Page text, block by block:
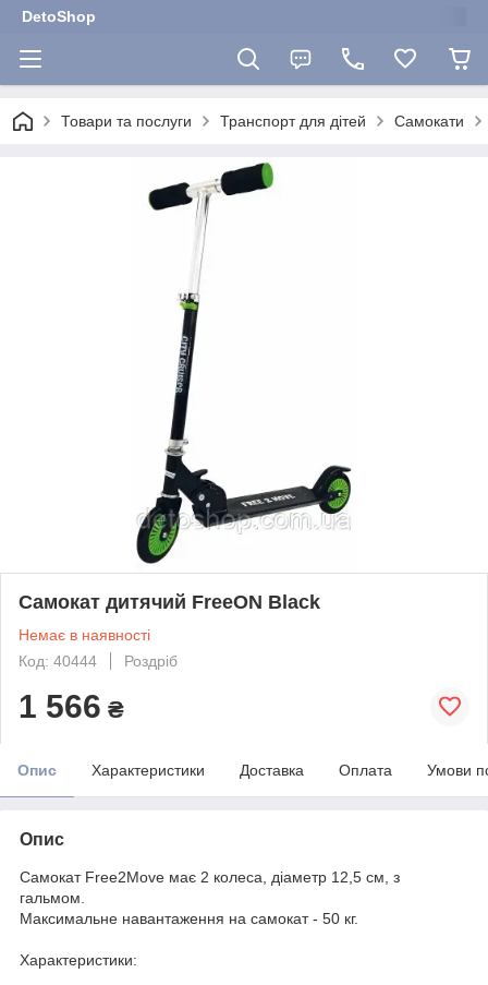
DetoShop
Товари та послуги Транспорт для дітей Самокати
Самокат дитячий FreeON Black
Немає в наявності
Код: 40444
Роздріб
1 566 ₴
Опис Характеристики Доставка Оплата Умови
Опис
Самокат Free2Move має 2 колеса, діаметр 12,5 см, з
гальмом.
Максимальне навантаження на самокат - 50 кг.
Характеристики: